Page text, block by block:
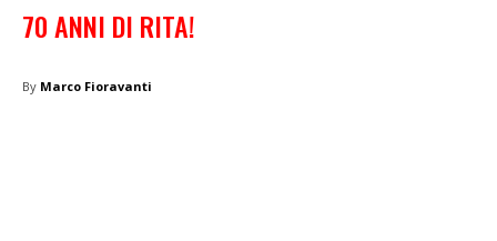
70 ANNI DI RITA!
By Marco Fioravanti